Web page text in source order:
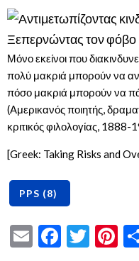
Μόνο εκείνοι που
πολύ μακριά μπορούν να
πόσο μακριά μπορούν να
(Αμερικανός ποιητής,
κριτικός φιλολογίας, 1888-
[Greek: Taking Risks and
Email